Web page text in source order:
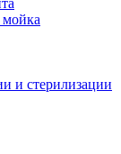
мойка
и стерилизации